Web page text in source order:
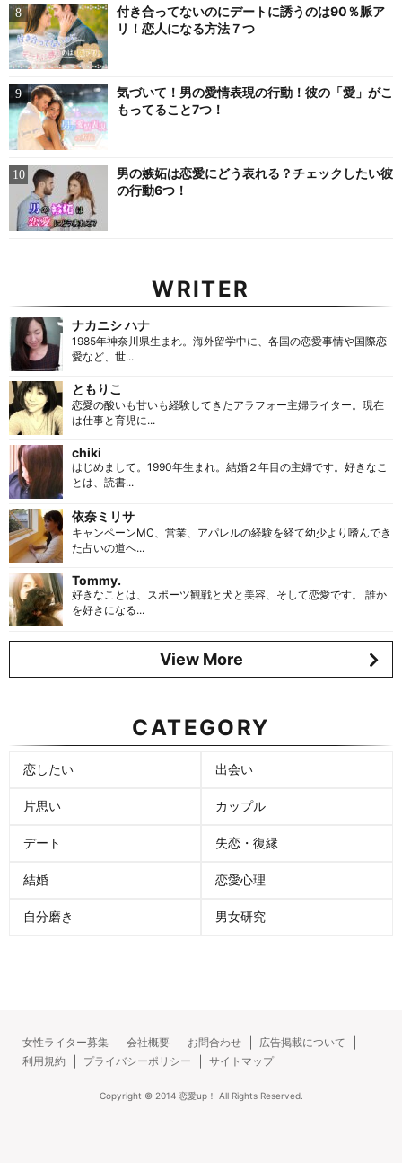
付き合ってないのにデートに誘うのは90％脈ア
リ！恋人になる方法７つ
気づいて！男の愛情表現の行動！彼の「愛」がこ
もってること7つ！
男の嫉妬は恋愛にどう表れる？チェックしたい彼
の行動6つ！
WRITER
ナカニシ ハナ
1985年神奈川県生まれ。海外留学中に、各国の恋愛事情や国際恋
愛など、世...
ともりこ
恋愛の酸いも甘いも経験してきたアラフォー主婦ライター。現在
は仕事と育児に...
chiki
はじめまして。1990年生まれ。結婚２年目の主婦です。好きなこ
とは、読書...
依奈ミリサ
キャンペーンMC、営業、アパレルの経験を経て幼少より嗜んでき
た占いの道へ...
Tommy.
好きなことは、スポーツ観戦と犬と美容、そして恋愛です。 誰か
を好きになる...
View More
CATEGORY
恋したい 出会い
片思い カップル
デート 失恋・復縁
結婚 恋愛心理
自分磨き 男女研究
女性ライター募集 会社概要 お問合わせ
広告掲載について
利用規約
プライバシーポリシー サイトマップ
Copyright © 2014 恋愛up！ All Rights Reserved.